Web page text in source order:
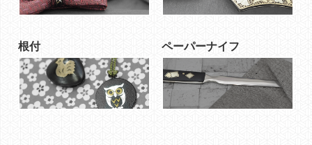
根付 ペーパーナイフ